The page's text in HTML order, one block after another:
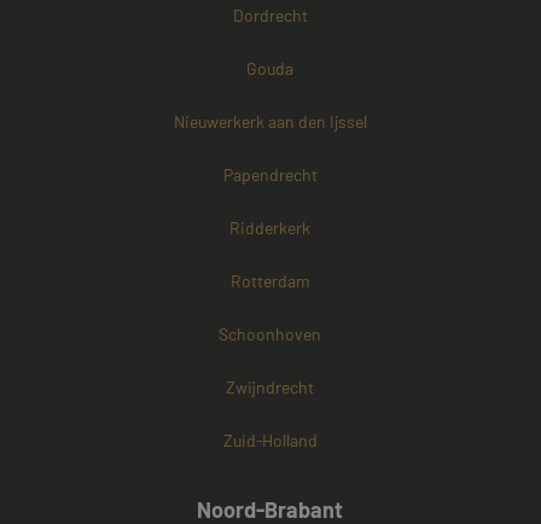
Dordrecht
Gouda
Nieuwerkerk aan den Ijssel
Papendrecht
Ridderkerk
Rotterdam
Schoonhoven
Zwijndrecht
Zuid-Holland
Noord-Brabant